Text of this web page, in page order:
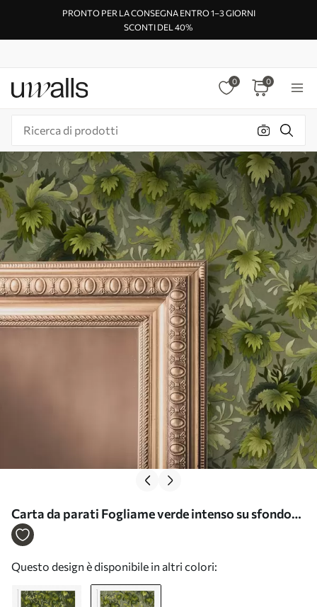
PRONTO PER LA CONSEGNA ENTRO 1–3 GIORNI
SCONTI DEL 40%
0 0
Carta da parati Fogliame verde intenso su sfondo
grigio-verde Nr. a00805v1
Questo design è disponibile in altri colori: